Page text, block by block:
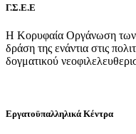
Γ.Σ.Ε.Ε
Η Κορυφαία Οργάνωση των
δράση της ενάντια στις
δογματικού
Εργατοϋπαλληλικά Κέντρα